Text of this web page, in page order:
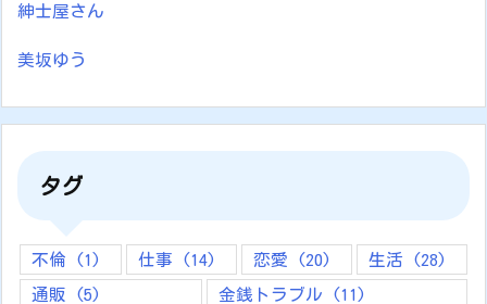
紳士屋さん
美坂ゆう
タグ
不倫 (1) 仕事 (14) 恋愛 (20) 生活 (28)
通販 (5) 金銭トラブル (11)